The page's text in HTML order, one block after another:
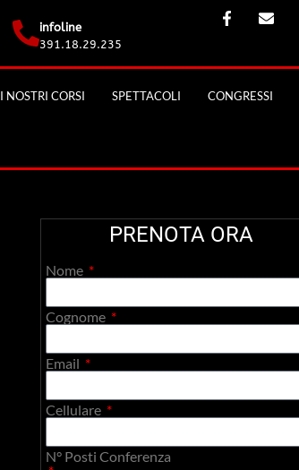
infoline
391.18.29.235
I NOSTRI CORSI SPETTACOLI CONGRESSI
PRENOTA ORA
Nome
Cognome
Email
Cellulare
N° Posti Conferenza